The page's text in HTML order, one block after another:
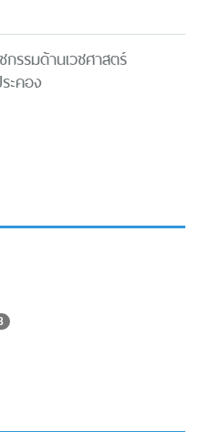
รรมด้านเวชศาสตร์
ะคอง